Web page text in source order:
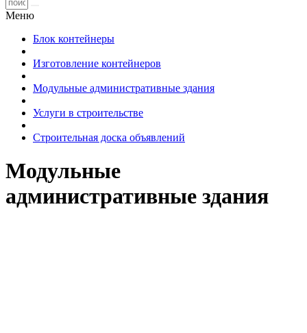
Меню
Блок контейнеры
Изготовление контейнеров
Модульные административные здания
Услуги в строительстве
Строительная доска объявлений
Модульные
административные здания